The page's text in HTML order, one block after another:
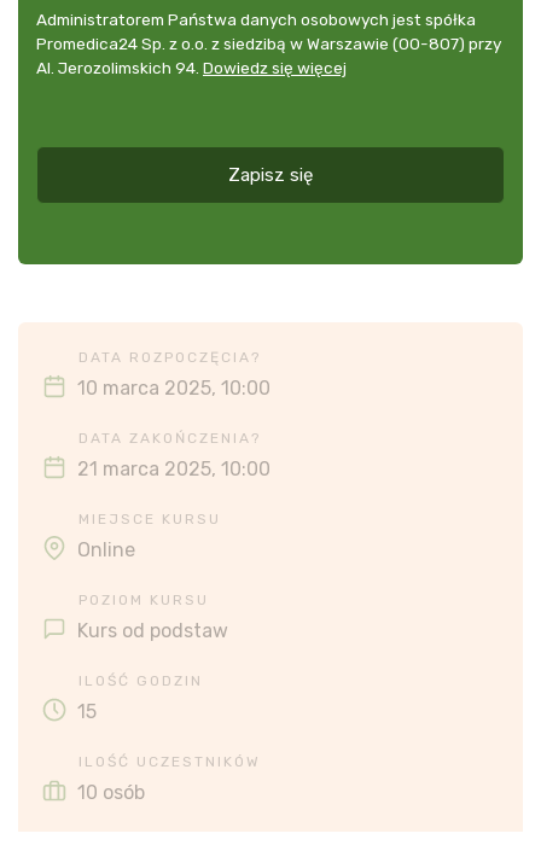
dowolnym
momencie
udzielonej
przedstawianie
Administrator
danych
osobowych
Administratorem Państwa danych osobowych jest spółka
Promedica24 Sp. z o.o. z siedzibą w Warszawie (00-807) przy
Al. Jerozolimskich 94. Dowiedz się więcej
Zapisz się
DATA ROZPOCZĘCIA?
10 marca 2025, 10:00
DATA ZAKOŃCZENIA?
21 marca 2025, 10:00
MIEJSCE KURSU
Online
POZIOM KURSU
Kurs od podstaw
ILOŚĆ GODZIN
15
ILOŚĆ UCZESTNIKÓW
10 osób